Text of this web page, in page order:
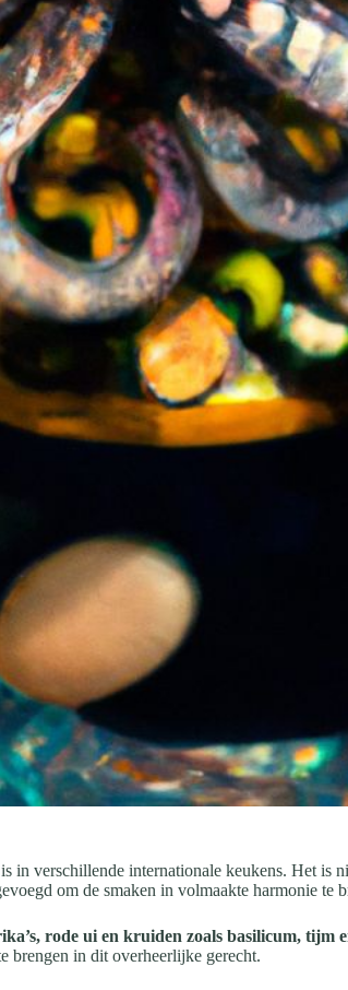
verschillende internationale keukens. Het is
om de smaken in volmaakte harmonie te
rode ui en kruiden zoals basilicum, tijm
brengen in dit overheerlijke gerecht.